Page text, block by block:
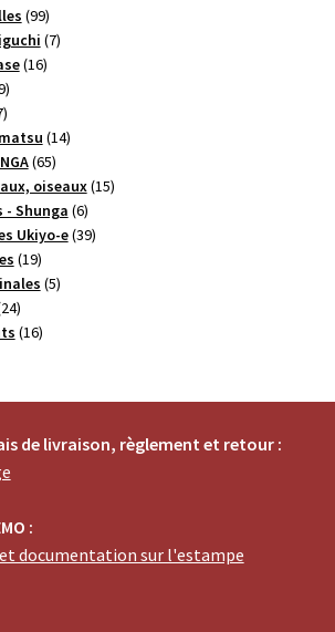
9999
produits
77
1616
9
produits
27
produits1414
6565
produits
oiseaux 1515
- Shunga 66
produits
Ukiyo-e 3939
1919
produits
55
2424
produits
1616
de livraison, règlement et retour :
:
documentation sur l'estampe